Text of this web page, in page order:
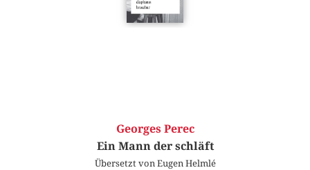
Georges Perec
Ein Mann der schläft
Übersetzt von Eugen Helmlé